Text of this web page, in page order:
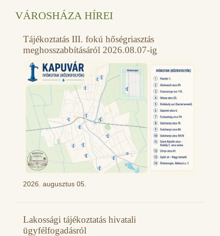
VÁROSHÁZA HÍREI
Tájékoztatás III. fokú hőségriasztás
meghosszabbításáról 2026.08.07-ig
2026. augusztus 05.
Lakossági tájékoztatás hivatali
ügyfélfogadásról